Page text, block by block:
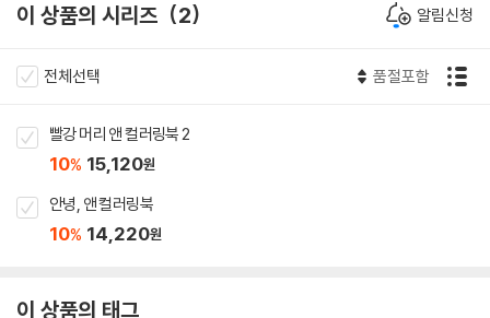
이 상품의 시리즈 2 알림신청
전체선택 품절포함
빨강 머리 앤 컬러링북 2
10% 15,120원
안녕, 앤 컬러링북
10% 14,220원
이 상품의 태그